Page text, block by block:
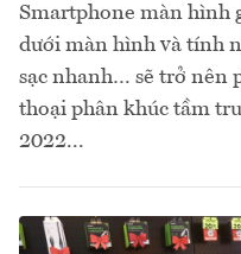
Smartphone màn hình
dưới màn hình và tính
sạc nhanh… sẽ trở nên
thoại phân khúc tầm
2022...